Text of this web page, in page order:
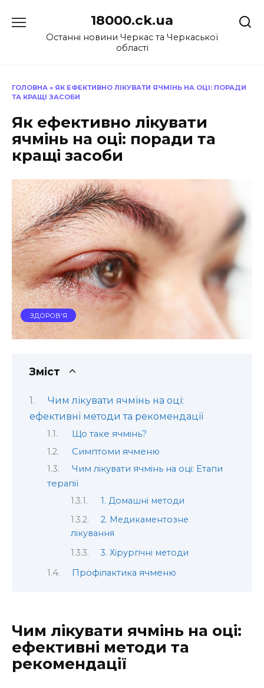
до
18000.ck.ua
Останні новини Черкас та Черкаської
області
ГОЛОВНА » ЯК ЕФЕКТИВНО ЛІКУВАТИ ЯЧМІНЬ НА ОЦІ: ПОРАДИ
ТА КРАЩІ ЗАСОБИ
Як ефективно лікувати
ячмінь на оці: поради та
кращі засоби
ЗДОРОВ'Я
Зміст
Чим лікувати ячмінь на оці:
ефективні методи та рекомендації
Що таке ячмінь?
Симптоми ячменю
Чим лікувати ячмінь на оці: Етапи
терапії
1. Домашні методи
2. Медикаментозне
лікування
3. Хірургічні методи
Профілактика ячменю
Чим лікувати ячмінь на оці:
ефективні методи та
рекомендації